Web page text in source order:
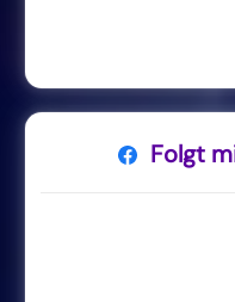
Folgt